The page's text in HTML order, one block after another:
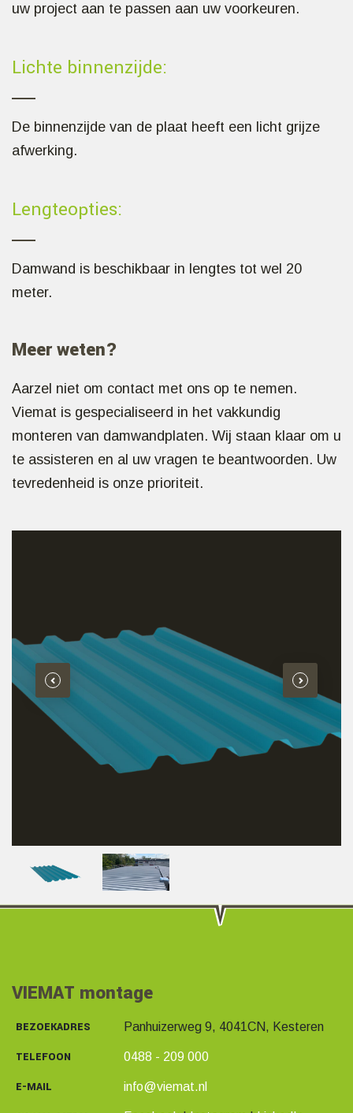
uw project aan te passen aan uw voorkeuren.
Lichte binnenzijde:
De binnenzijde van de plaat heeft een licht grijze
afwerking.
Lengteopties:
Damwand is beschikbaar in lengtes tot wel 20
meter.
Meer weten?
Aarzel niet om contact met ons op te nemen.
Viemat is gespecialiseerd in het vakkundig
monteren van damwandplaten. Wij staan klaar om u
te assisteren en al uw vragen te beantwoorden. Uw
tevredenheid is onze prioriteit.
VIEMAT montage
BEZOEKADRES Panhuizerweg 9, 4041CN, Kesteren
TELEFOON 0488 - 209 000
E-MAIL info@viemat.nl